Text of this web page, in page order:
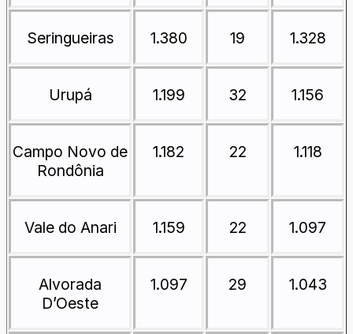
Seringueiras 1.380 19 1.328
Urupá 1.199 32 1.156
Campo Novo de
Rondônia
1.182 22 1.118
Vale do Anari 1.159 22 1.097
Alvorada
D’Oeste
1.097 29 1.043